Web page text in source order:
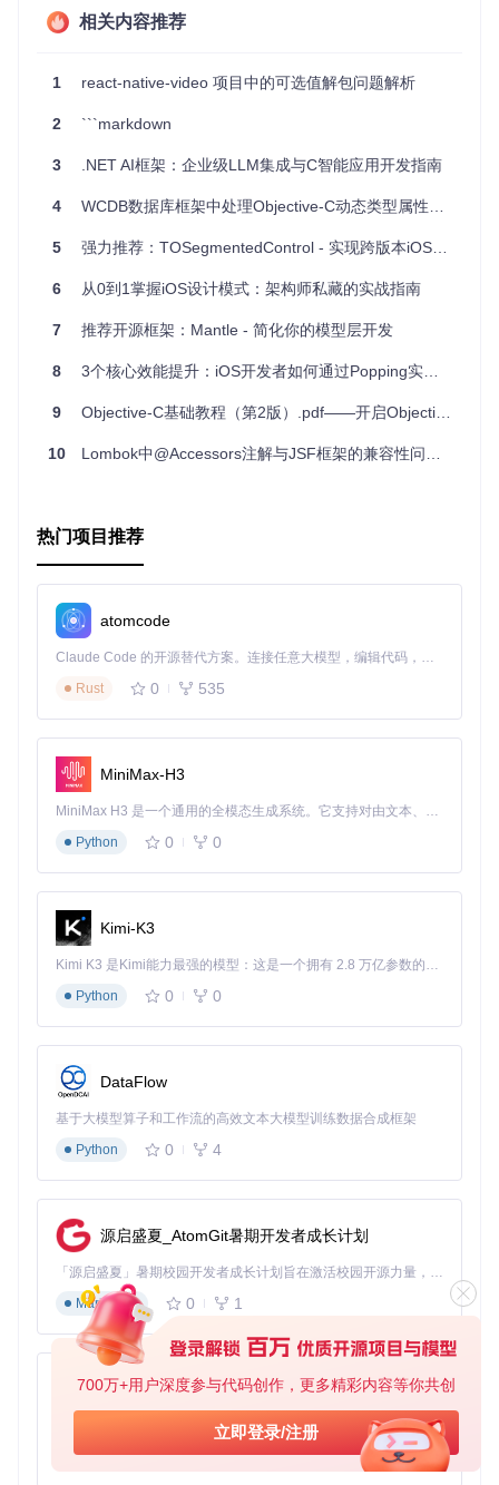
700万+用户深度参与代码创作，更多精彩内容等你共创
立即登录/注册
目标（Target）：接收目标-动作回调，将触发者发送给消
中心节点（Hub）：用于合并、组合或依赖多个其他生产者
理接收到的值，执行相应操作。
4、项目特点
一的API，简化了代码。
模块化：提供各种预定义的生产者和消费者组件，方便拼接
可定制性：支持自定义生产者和消费者子类，满足特殊的事
反应式编程：通过声明式的规则定义，实现事件的自动响
的无限可能吧！
相关内容推荐
1 react-native-video 项目中的可选值解包问题解析
2 ```markdown
3 .NET AI框架：企业级LLM集成与C智能应用开发指南
4 WCDB数据库框架中处理Objective-C动态类型属性的正确方式
5 强力推荐：TOSegmentedControl - 实现跨版本iOS应用的现代界面风格
6 从0到1掌握iOS设计模式：架构师私藏的实战指南
7 推荐开源框架：Mantle - 简化你的模型层开发
8 3个核心效能提升：iOS开发者如何通过Popping实现动画交互体验升级
9 Objective-C基础教程（第2版）.pdf——开启Objective-C编程新篇章
10 Lombok中@Accessors注解与JSF框架的兼容性问题解析
热门项目推荐
atomcode
Claude Code 的开源替代方案。连接任意大模型，编辑代码，运行命令，自动验证 — 全自动执行。用 Rust 构建，极致性能。 ｜ An open-source alternative to Claude Code. Connect any LLM, edit code, run commands, and verify changes — autonomously. Built in Rust for speed. Get Started
Rust
0 535
MiniMax-H3
MiniMax H3 是一个通用的全模态生成系统。它支持对由文本、图像、视频和音频组成的多模态上下文进行统一理解，并能生成分辨率高达 2K、时长可达 15 秒的带原生立体声音频的视频。得益于面向任务泛化的系统设计，H3 在预训练阶段就已具备广泛的多模态上下文理解与生成能力，能够出色地执行复杂的多模态指令。
Python
0 0
Kimi-K3
Kimi K3 是Kimi能力最强的模型：这是一个拥有 2.8 万亿参数的混合专家（MoE）模型，具备原生视觉理解能力，并支持 100 万 token 的上下文窗口。
Python
0 0
DataFlow
基于大模型算子和工作流的高效文本大模型训练数据合成框架
Python
0 4
源启盛夏_AtomGit暑期开发者成长计划
「源启盛夏」暑期校园开发者成长计划旨在激活校园开源力量，通过积分激励、认证扶持、资源倾斜等形式，引导高校组织和开发者完成「入驻 — 建项目 — 做贡献 — 获认证 — 得资源」的完整闭环。无论你是想带领社团入驻平台的组织者，还是希望用代码贡献证明自己的开发者，都能在这里找到属于你的成长路径。
Markdown
0 1
py-xiaozhi
基于Python的Xiaozhi AI，适用于想要完整Xiaozhi体验而无需拥有专用硬件的用户。
Python
0 1